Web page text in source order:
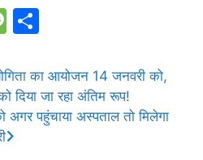
M
ss
a
g
e
ar
e
का आयोजन 14 जनवरी को,
दिया जा रहा अंतिम रूप!
पहुंचाया अस्पताल तो मिलेगा